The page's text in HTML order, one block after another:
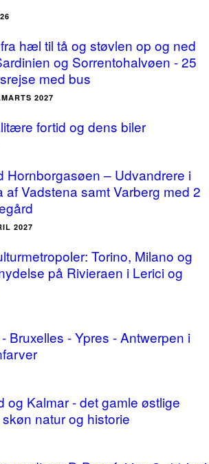
hæl til tå og støvlen op og ned
og Sorrentohalvøen - 25
med bus
2027
fortid og dens biler
Hornborgasøen – Udvandrere i
af Vadstena samt Varberg med 2
2027
Torino, Milano og
på Rivieraen i Lerici og
Bruxelles - Ypres - Antwerpen i
og Kalmar - det gamle østlige
natur og historie